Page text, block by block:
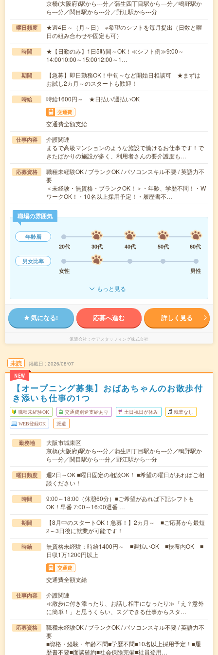
京橋(大阪府)駅から---分／蒲生四丁目駅から---分／鴫野駅か
ら---分／関目駅から---分／野江駅から---分
曜日頻度
★週4日～（月～日） ※希望のシフトを毎月提出（日数と曜
日の組み合わせや固定も可）
時間
★【日勤のみ】1日5時間～OK！≪シフト例≫9:00～
14:0010:00～15:0012:00～1…
期間
【急募】即日勤務OK！中旬～など開始日相談可 ★まずは
お試し2カ月～のスタートも歓迎！
時給 時給1600円～ ★日払い/週払いOK
交通費
交通費全額支給
仕事内容
介護関連
まるで高級マンションのような施設で働けるお仕事です！で
きたばかりの施設が多く、利用者さんの要介護度も…
応募資格
職種未経験OK / ブランクOK / パソコンスキル不要 / 英語力不
要
＜未経験・無資格・ブランクOK！＞・年齢、学歴不問！・W
ワークOK！・10名以上採用予定！・履歴書不…
職場の雰囲気
年齢層
20代
30代 40代 50代
60代
男女比率
女性
男性
もっと見る
気になる! 応募へ進む 詳しく見る
派遣会社 ケアスタッフィング株式会社
未読
NEW
掲載日 2026/08/07
【オープニング募集】おばあちゃんのお散歩付
き添いも仕事の1つ
職種未経験OK 交通費別途支給あり 土日祝日が休み 残業なし
WEB登録OK 派遣
勤務地
大阪市城東区
京橋(大阪府)駅から---分／蒲生四丁目駅から---分／鴫野駅か
ら---分／関目駅から---分／野江駅から---分
曜日頻度
週2日～OK ■曜日固定の相談OK！ ■希望の曜日があればご相
談ください！
時間
9:00～18:00（休憩60分）■ご希望があれば下記シフトも
OK！早番 7:00～16:00遅番 …
期間
【8月中のスタートOK！急募！】2カ月～ ■ご応募から最短
2～3日後に就業が可能です！
時給
無資格未経験：時給1400円～ ■週払いOK ■扶養内OK ■
日収1万1200円以上
交通費
交通費全額支給
仕事内容
介護関連
≪散歩に付き添ったり、お話し相手になったり≫「え？意外
に簡単！」と思うくらい、スグできる仕事からスタ…
応募資格
職種未経験OK / ブランクOK / パソコンスキル不要 / 英語力不
要
■資格・経験・年齢不問■学歴不問■10名以上採用予定！■履
歴書不要■面談確約■社会保険完備■社員登用…